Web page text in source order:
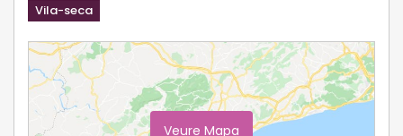
Vila-seca
Veure Mapa